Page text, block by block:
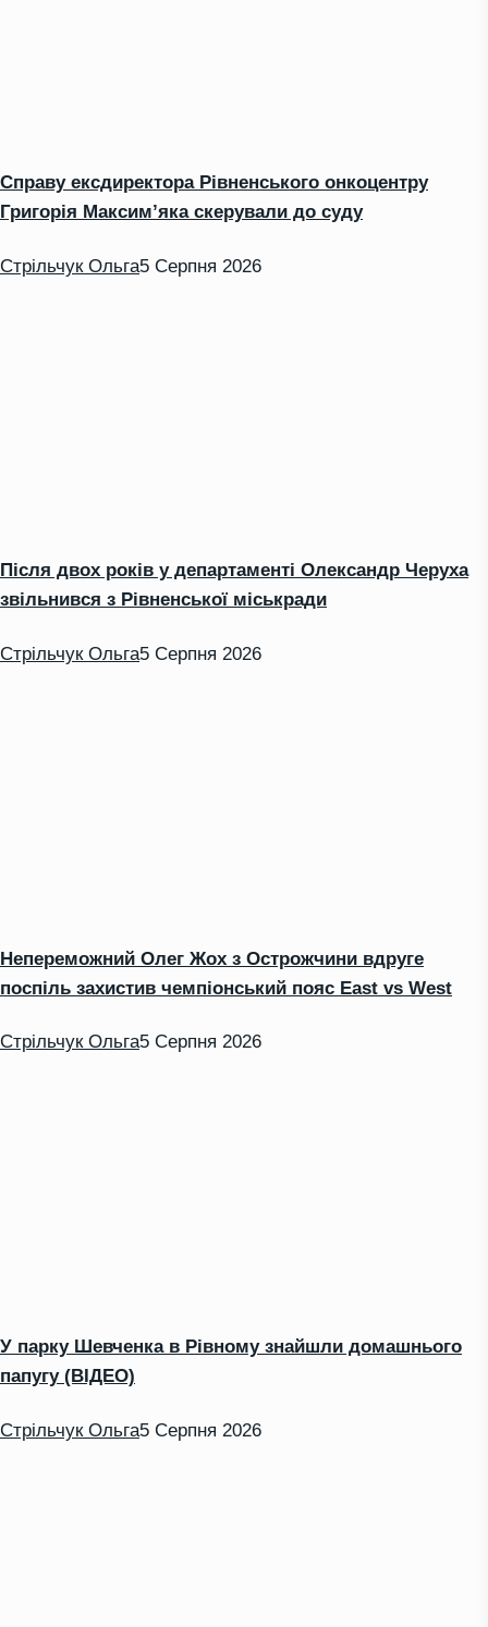
Справу ексдиректора Рівненського онкоцентру
Григорія Максим’яка скерували до суду
Стрільчук Ольга5 Серпня 2026
Після двох років у департаменті Олександр Черуха
звільнився з Рівненської міськради
Стрільчук Ольга5 Серпня 2026
Непереможний Олег Жох з Острожчини вдруге
поспіль захистив чемпіонський пояс East vs West
Стрільчук Ольга5 Серпня 2026
У парку Шевченка в Рівному знайшли домашнього
папугу (ВІДЕО)
Стрільчук Ольга5 Серпня 2026